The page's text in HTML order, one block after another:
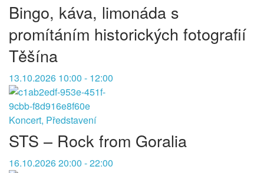
Bingo, káva, limonáda s
promítáním historických fotografií
Těšína
13.10.2026 10:00 - 12:00
Koncert, Představení
STS – Rock from Goralia
16.10.2026 20:00 - 22:00